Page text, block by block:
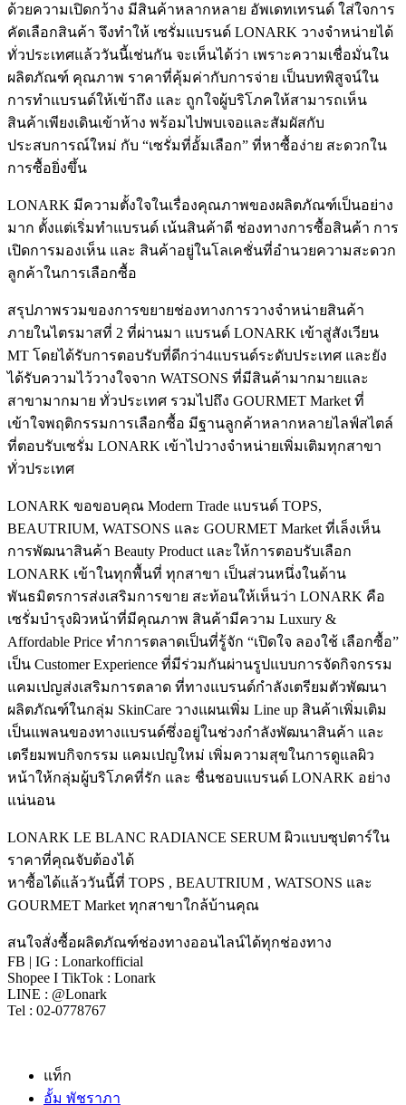
ด้วยความเปิดกว้าง มีสินค้าหลากหลาย อัพเดทเทรนด์ ใส่ใจการ
คัดเลือกสินค้า จึงทำให้ เซรั่มแบรนด์ LONARK​ วางจำหน่ายได้
ทั่วประเทศแล้ววันนี้เช่นกัน จะเห็นได้ว่า เพราะความเชื่อมั่นใน
ผลิตภัณฑ์ คุณภาพ ราคาที่คุ้มค่ากับการจ่าย เป็นบทพิสูจน์ใน
การทำแบรนด์ให้เข้าถึง และ ถูกใจผู้บริโภคให้สามารถเห็น
สินค้าเพียงเดินเข้าห้าง พร้อมไปพบเจอและสัมผัสกับ
ประสบการณ์ใหม่ กับ “เซรั่มที่อั้มเลือก” ที่หาซื้อง่าย สะดวกใน
การซื้อยิ่งขึ้น
LONARK มีความตั้งใจในเรื่องคุณภาพของผลิตภัณฑ์เป็นอย่าง
มาก ตั้งแต่เริ่มทำแบรนด์ เน้นสินค้าดี ช่องทางการซื้อสินค้า การ
เปิดการมองเห็น และ สินค้าอยู่ในโลเคชั่นที่อำนวยความสะดวก
ลูกค้าในการเลือกซื้อ
สรุปภาพรวมของการขยายช่องทางการวางจำหน่ายสินค้า
ภายในไตรมาสที่ 2 ที่ผ่านมา แบรนด์ LONARK เข้าสู่สังเวียน
MT โดยได้รับการตอบรับที่ดีกว่า4แบรนด์ระดับประเทศ และยัง
ได้รับความไว้วางใจจาก WATSONS ที่มีสินค้ามากมายและ
สาขามากมาย ทั่วประเทศ รวมไปถึง GOURMET Market ที่
เข้าใจพฤติกรรมการเลือกซื้อ มีฐานลูกค้าหลากหลายไลฟ์สไตล์
ที่ตอบรับเซรั่ม LONARK เข้าไปวางจำหน่ายเพิ่มเติมทุกสาขา
ทั่วประเทศ
LONARK ขอขอบคุณ Modern Trade แบรนด์ TOPS,
BEAUTRIUM, WATSONS และ GOURMET Market ที่เล็งเห็น
การพัฒนาสินค้า Beauty Product และให้การตอบรับเลือก
LONARK เข้าในทุกพื้นที่ ทุกสาขา เป็นส่วนหนึ่งในด้าน
พันธมิตรการส่งเสริมการขาย สะท้อนให้เห็นว่า LONARK คือ
เซรั่มบำรุงผิวหน้าที่มีคุณภาพ สินค้ามีความ Luxury &
Affordable Price ทำการตลาดเป็นที่รู้จัก “เปิดใจ ลองใช้ เลือกซื้อ”
เป็น Customer Experience ที่มีร่วมกันผ่านรูปแบบการจัดกิจกรรม
แคมเปญส่งเสริมการตลาด ที่ทางแบรนด์กำลังเตรียมตัวพัฒนา
ผลิตภัณฑ์ในกลุ่ม SkinCare วางแผนเพิ่ม Line up สินค้าเพิ่มเติม
เป็นแพลนของทางแบรนด์ซึ่งอยู่ในช่วงกำลังพัฒนาสินค้า และ
เตรียมพบกิจกรรม แคมเปญใหม่ เพิ่มความสุขในการดูแลผิว
หน้าให้กลุ่มผู้บริโภคที่รัก และ ชื่นชอบแบรนด์ LONARK อย่าง
แน่นอน
LONARK LE BLANC RADIANCE SERUM ผิวแบบซุปตาร์ใน
ราคาที่คุณจับต้องได้
หาซื้อได้แล้ววันนี้ที่ TOPS , BEAUTRIUM , WATSONS และ
GOURMET Market ทุกสาขาใกล้บ้านคุณ
สนใจสั่งซื้อผลิตภัณฑ์ช่องทางออนไลน์ได้ทุกช่องทาง
FB | IG : Lonarkofficial
Shopee I TikTok : Lonark
LINE : @Lonark
Tel : 02-0778767
แท็ก
อั้ม พัชราภา